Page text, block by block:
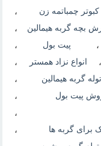
کبوتر چمباتمه زن ،
بچه گربه هیمالین ،
پیت بول ،
انواع نزاد همستر ،
گربه هیمالین ،
پیت بول ،
،
برای گربه ها ،